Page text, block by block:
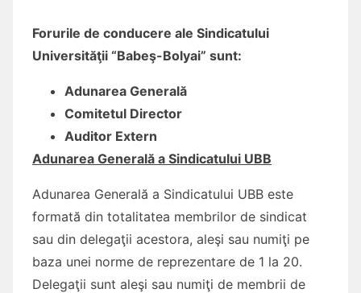
Forurile de conducere ale Sindicatului
Universităţii “Babeş-Bolyai” sunt:
Adunarea Generală
Comitetul Director
Auditor Extern
Adunarea Generală a Sindicatului UBB
Adunarea Generală a Sindicatului UBB este
formată din totalitatea membrilor de sindicat
sau din delegaţii acestora, aleşi sau numiţi pe
baza unei norme de reprezentare de 1 la 20.
Delegaţii sunt aleşi sau numiţi de membrii de